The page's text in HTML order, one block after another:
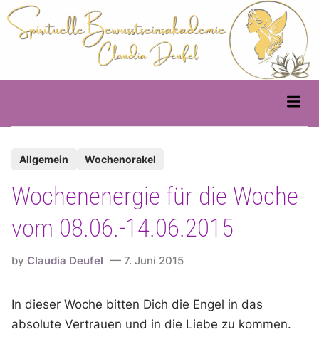
Skip
to
content
Main
s
e
d
n
Allgemein Wochenorakel
Wochenenergie für die Woche
vom 08.06.-14.06.2015
byClaudia Deufel 7. Juni 2015
In dieser Woche bitten Dich die Engel in das
absolute Vertrauen und in die Liebe zu kommen.